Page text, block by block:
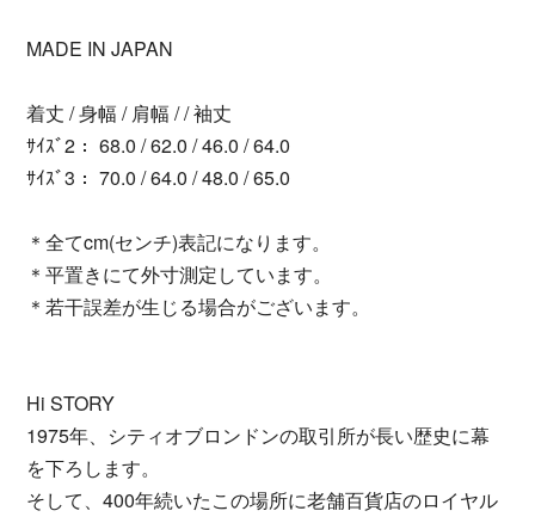
MADE IN JAPAN
着丈 / 身幅 / 肩幅 / / 袖丈
ｻｲｽﾞ2： 68.0 / 62.0 / 46.0 / 64.0
ｻｲｽﾞ3： 70.0 / 64.0 / 48.0 / 65.0
＊全てcm(センチ)表記になります。
＊平置きにて外寸測定しています。
＊若干誤差が生じる場合がございます。
Hi STORY
1975年、シティオブロンドンの取引所が長い歴史に幕
を下ろします。
そして、400年続いたこの場所に老舗百貨店のロイヤル